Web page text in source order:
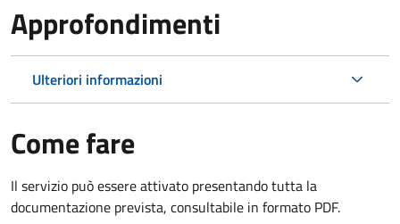
Approfondimenti
Ulteriori informazioni
Come fare
Il servizio può essere attivato presentando tutta la
documentazione prevista, consultabile in formato PDF.